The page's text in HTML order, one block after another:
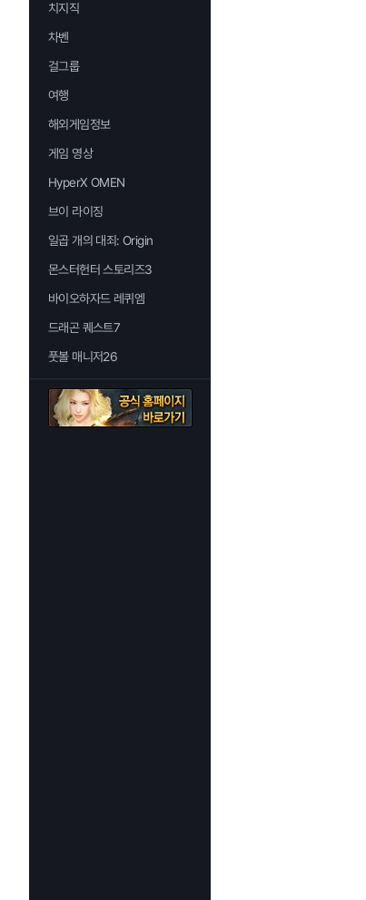
치지직
차벤
걸그룹
여행
해외게임정보
게임 영상
HyperX OMEN
브이 라이징
일곱 개의 대죄: Origin
몬스터헌터 스토리즈3
바이오하자드 레퀴엠
드래곤 퀘스트7
풋볼 매니저26